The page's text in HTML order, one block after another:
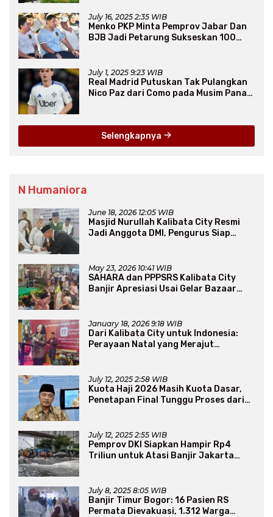
July 16, 2025 2:35 WIB
Menko PKP Minta Pemprov Jabar Dan
BJB Jadi Petarung Sukseskan 100
July 1, 2025 9:23 WIB
Real Madrid Putuskan Tak Pulangkan
Nico Paz dari Como pada Musim Panas
Selengkapnya
N Humaniora
June 18, 2026 12:05 WIB
Masjid Nurullah Kalibata City Resmi
Jadi Anggota DMI, Pengurus Siap
May 23, 2026 10:41 WIB
SAHARA dan PPPSRS Kalibata City
Banjir Apresiasi Usai Gelar Bazaar
January 18, 2026 9:18 WIB
Dari Kalibata City untuk Indonesia:
Perayaan Natal yang Merajut
July 12, 2025 2:58 WIB
Kuota Haji 2026 Masih Kuota Dasar,
Penetapan Final Tunggu Proses dari
July 12, 2025 2:55 WIB
Pemprov DKI Siapkan Hampir Rp4
Triliun untuk Atasi Banjir Jakarta
July 8, 2025 8:05 WIB
Banjir Timur Bogor: 16 Pasien RS
Permata Dievakuasi, 1.312 Warga